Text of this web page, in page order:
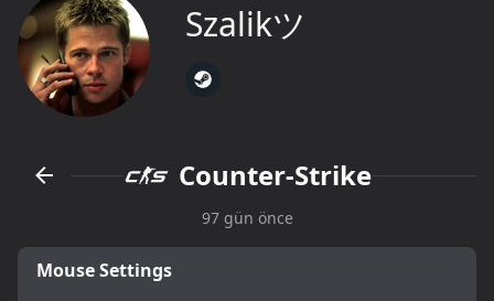
Szalikツ
Counter-Strike
97 gün önce
Mouse Settings